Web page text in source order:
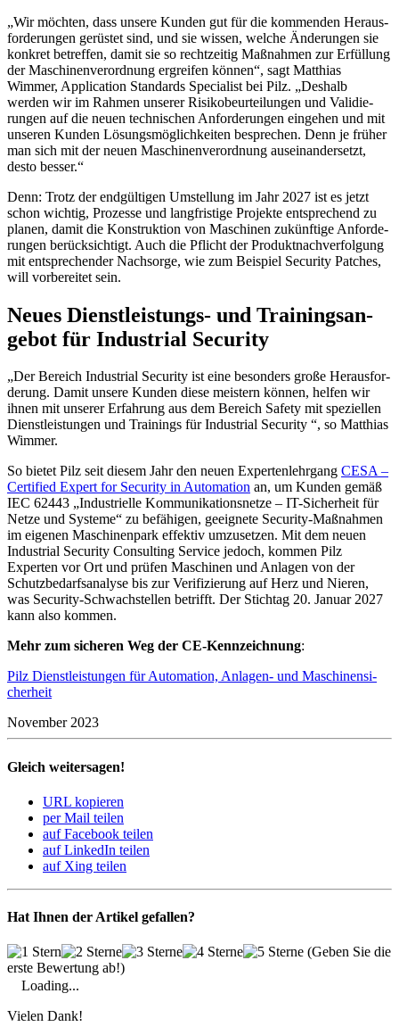
„Wir möchten, dass unsere Kunden gut für die kommenden Heraus­
for­de­rungen gerüstet sind, und sie wissen, welche Ände­rungen sie
konkret betreffen, damit sie so recht­zeitig Maßnahmen zur Erfül­lung
der Maschi­nen­ver­ord­nung ergreifen können“, sagt Matthias
Wimmer, Appli­ca­tion Stan­dards Specia­list bei Pilz. „Deshalb
werden wir im Rahmen unserer Risi­ko­be­ur­tei­lungen und Vali­die­
rungen auf die neuen tech­ni­schen Anfor­de­rungen eingehen und mit
unseren Kunden Lösungs­mög­lich­keiten bespre­chen. Denn je früher
man sich mit der neuen Maschi­nen­ver­ord­nung ausein­an­der­setzt,
desto besser.“
Denn: Trotz der endgül­tigen Umstel­lung im Jahr 2027 ist es jetzt
schon wichtig, Prozesse und lang­fris­tige Projekte entspre­chend zu
planen, damit die Konstruk­tion von Maschinen zukünf­tige Anfor­de­
rungen berück­sich­tigt. Auch die Pflicht der Produkt­nach­ver­fol­gung
mit entspre­chender Nach­sorge, wie zum Beispiel Security Patches,
will vorbe­reitet sein.
Neues Dienst­leis­tungs- und Trai­nings­an­
gebot für Indus­trial Security
„Der Bereich Indus­trial Security ist eine beson­ders große Heraus­for­
de­rung. Damit unsere Kunden diese meis­tern können, helfen wir
ihnen mit unserer Erfah­rung aus dem Bereich Safety mit spezi­ellen
Dienst­leis­tungen und Trai­nings für Indus­trial Security “, so Matthias
Wimmer.
So bietet Pilz seit diesem Jahr den neuen Exper­ten­lehr­gang CESA –
Certi­fied Expert for Security in Auto­ma­tion an, um Kunden gemäß
IEC 62443 „Indus­tri­elle Kommu­ni­ka­ti­ons­netze – IT-Sicher­heit für
Netze und Systeme“ zu befä­higen, geeig­nete Security-Maßnahmen
im eigenen Maschi­nen­park effektiv umzu­setzen. Mit dem neuen
Indus­trial Security Consul­ting Service jedoch, kommen Pilz
Experten vor Ort und prüfen Maschinen und Anlagen von der
Schutz­be­darfs­ana­lyse bis zur Veri­fi­zie­rung auf Herz und Nieren,
was Security-Schwach­stellen betrifft. Der Stichtag 20. Januar 2027
kann also kommen.
Mehr zum sicheren Weg der CE-Kenn­zeich­nung:
Pilz Dienst­leis­tungen für Auto­ma­tion, Anlagen- und Maschi­nen­si­
cher­heit
November 2023
Gleich weitersagen!
URL kopieren
per Mail teilen
auf Facebook teilen
auf LinkedIn teilen
auf Xing teilen
Hat Ihnen der Artikel gefallen?
(Geben Sie die
erste Bewertung ab!)
Loading...
Vielen Dank!